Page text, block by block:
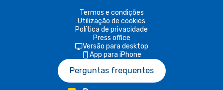
Termos e condições
Utilização de cookies
Política de privacidade
Press office
Versão para desktop
App para iPhone
Perguntas frequentes